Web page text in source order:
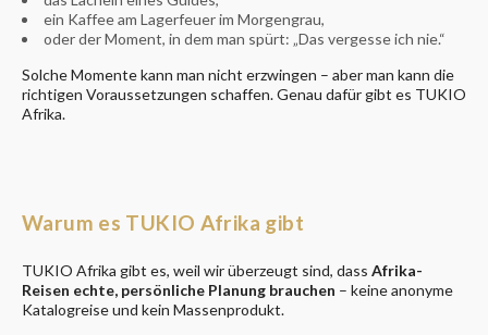
ein Kaffee am Lagerfeuer im Morgengrau,
oder der Moment, in dem man spürt: „Das vergesse ich nie.“
Solche Momente kann man nicht erzwingen – aber man kann die
richtigen Voraussetzungen schaffen. Genau dafür gibt es TUKIO
Afrika.
Warum es TUKIO Afrika gibt
TUKIO Afrika gibt es, weil wir überzeugt sind, dass Afrika-
Reisen echte, persönliche Planung brauchen – keine anonyme
Katalogreise und kein Massenprodukt.